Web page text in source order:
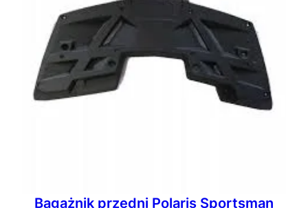
Bagażnik przedni Polaris Sportsman